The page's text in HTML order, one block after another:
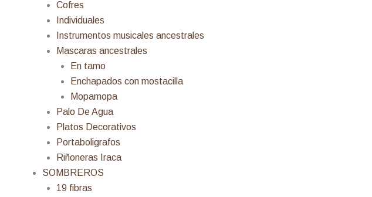
Cofres
Individuales
Instrumentos musicales ancestrales
Mascaras ancestrales
En tamo
Enchapados con mostacilla
Mopamopa
Palo De Agua
Platos Decorativos
Portaboligrafos
Riñoneras Iraca
SOMBREROS
19 fibras